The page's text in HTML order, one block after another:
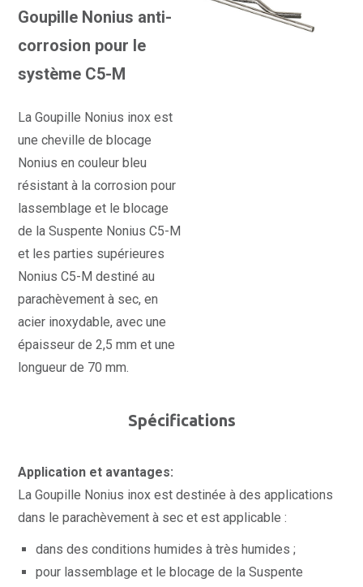
Goupille Nonius anti-
corrosion pour le
système C5-M
La Goupille Nonius inox est
une cheville de blocage
Nonius en couleur bleu
résistant à la corrosion pour
lassemblage et le blocage
de la Suspente Nonius C5-M
et les parties supérieures
Nonius C5-M destiné au
parachèvement à sec, en
acier inoxydable, avec une
épaisseur de 2,5 mm et une
longueur de 70 mm.
Spécifications
Application et avantages:
La Goupille Nonius inox est destinée à des applications
dans le parachèvement à sec et est applicable :
dans des conditions humides à très humides ;
pour lassemblage et le blocage de la Suspente